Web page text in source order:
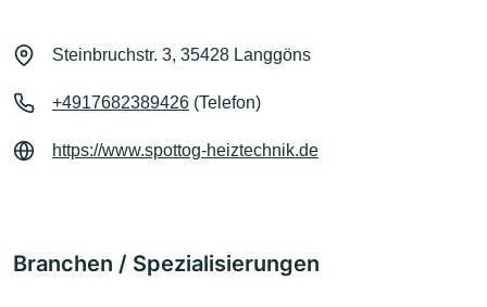
Steinbruchstr. 3, 35428 Langgöns
+4917682389426 (Telefon)
https://www.spottog-heiztechnik.de
Branchen / Spezialisierungen